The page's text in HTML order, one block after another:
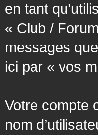
en tant
« Club /
messages
ici par « vos
Votre compte
nom